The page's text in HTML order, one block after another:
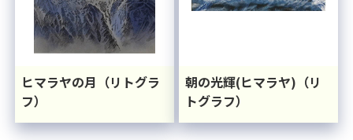
ヒマラヤの月（リトグラ
フ）
朝の光輝(ヒマラヤ)（リ
トグラフ）